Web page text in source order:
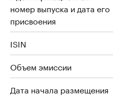
номер выпуска и дата его
присвоения
ISIN
Объем эмиссии
Дата начала размещения